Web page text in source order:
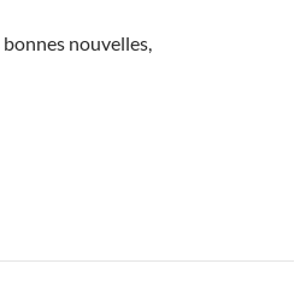
bonnes nouvelles,